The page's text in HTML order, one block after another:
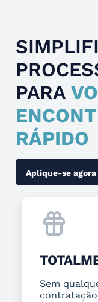
PARA
RÁPIDO
Aplique-se agora
Sem